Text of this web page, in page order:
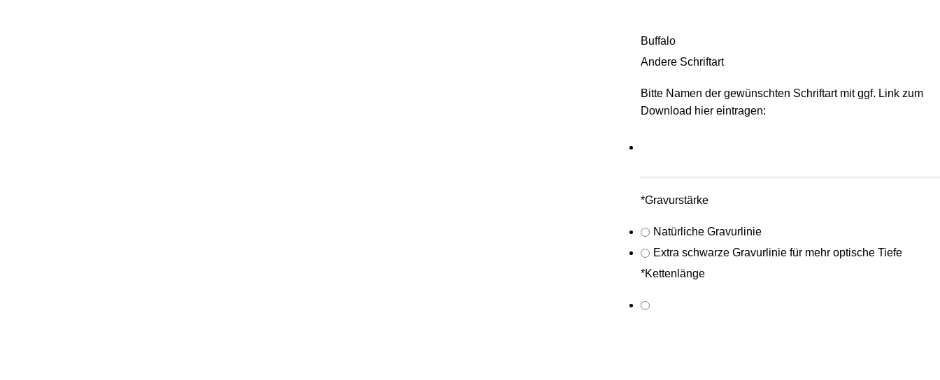
Buffalo
Andere Schriftart
Bitte Namen der gewünschten Schriftart mit ggf. Link zum
Download hier eintragen:
*Gravurstärke
Natürliche Gravurlinie
Extra schwarze Gravurlinie für mehr optische Tiefe
*Kettenlänge